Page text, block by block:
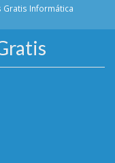
Gratis Informática